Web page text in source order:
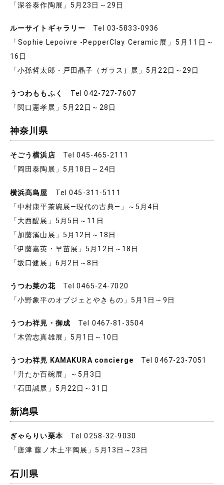
「深谷泰作陶展」5月23日～29日
ルーサイトギャラリー Tel 03-5833-0936
「Sophie Lepoivre -PepperClay Ceramic展」5月11日～
16日
「小孫哲太郎・戸田晶子（ガラス）展」5月22日～29日
うつわももふく
Tel 042-727-7607
「関口憲孝展」5月22日～28日
神奈川県
そごう横浜店 Tel 045-465-2111
「岡田泰陶展」5月18日～24日
横浜髙島屋
Tel 045-311-5111
「中村康平茶碗展―現代の古典―」～5月4日
「大西醍展」5月5日～11日
「加藤溪山展」5月12日～18日
「伊藤嘉英・早苗展」5月12日～18日
「坂口健展」6月2日～8日
うつわ菜の花Tel 0465-24-7020
「小野象平のオブジェとやきもの」5月1日～9日
うつわ祥見・御成 Tel 0467-81-3504
「木曽志真雄展」5月1日～10日
うつわ祥見 KAMAKURA concierge Tel 0467-23-7051
「升たか百碗展」～5月3日
「石田誠展」5月22日～31日
新潟県
ぎゃらりい栗本Tel 0258-32-9030
「唐津 藤ノ木土平陶展」5月13日～23日
石川県